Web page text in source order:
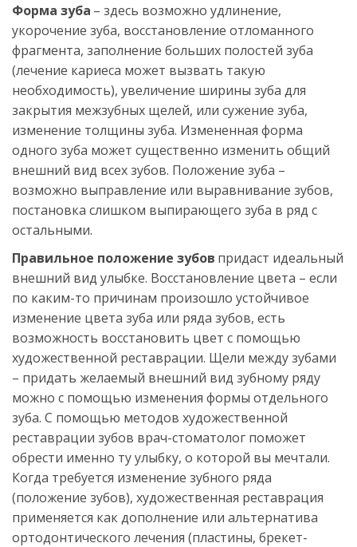
Форма зуба – здесь возможно удлинение,
укорочение зуба, восстановление отломанного
фрагмента, заполнение больших полостей зуба
(лечение кариеса может вызвать такую
необходимость), увеличение ширины зуба для
закрытия межзубных щелей, или сужение зуба,
изменение толщины зуба. Измененная форма
одного зуба может существенно изменить общий
внешний вид всех зубов. Положение зуба –
возможно выправление или выравнивание зубов,
постановка слишком выпирающего зуба в ряд с
остальными.
Правильное положение зубов придаст идеальный
внешний вид улыбке. Восстановление цвета – если
по каким-то причинам произошло устойчивое
изменение цвета зуба или ряда зубов, есть
возможность восстановить цвет с помощью
художественной реставрации. Щели между зубами
– придать желаемый внешний вид зубному ряду
можно с помощью изменения формы отдельного
зуба. С помощью методов художественной
реставрации зубов врач-стоматолог поможет
обрести именно ту улыбку, о которой вы мечтали.
Когда требуется изменение зубного ряда
(положение зубов), художественная реставрация
применяется как дополнение или альтернатива
ортодонтического лечения (пластины, брекет-